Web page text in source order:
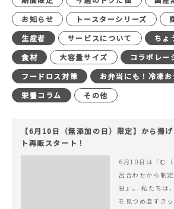
お知らせ
トースターシリーズ
生産者
サービスについて
ちょ
食材
大容量サイズ
コラボレー
フードロス対策
お弁当にも！冷凍
栄養コラム
その他
【6月10日（無添加の日）限定】から揚
ト再販スタート！
6月10日は「む
呂合わせから制
日』。 私たちは
を見つめ直すき